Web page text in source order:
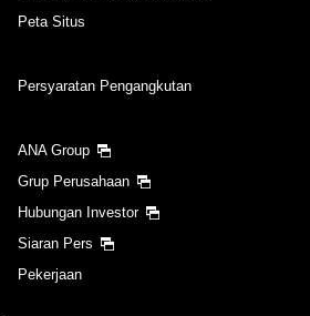
Peta Situs
Persyaratan Pengangkutan
ANA Group
Grup Perusahaan
Hubungan Investor
Siaran Pers
Pekerjaan